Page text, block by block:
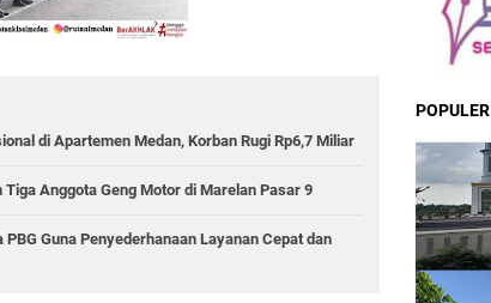
di Apartemen Medan, Korban Rugi Rp6,7 Miliar
Anggota Geng Motor di Marelan Pasar 9
Guna Penyederhanaan Layanan Cepat dan
POPULER